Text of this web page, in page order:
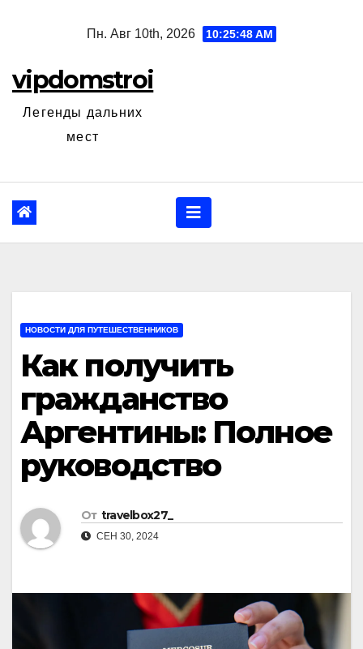
Пн. Авг 10th, 2026 10:25:49 AM
vipdomstroi
Легенды дальних
мест
НОВОСТИ ДЛЯ ПУТЕШЕСТВЕННИКОВ
Как получить
гражданство
Аргентины: Полное
руководство
От travelbox27_
СЕН 30, 2024